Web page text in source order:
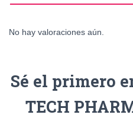
No hay valoraciones aún.
Sé el primero
TECH